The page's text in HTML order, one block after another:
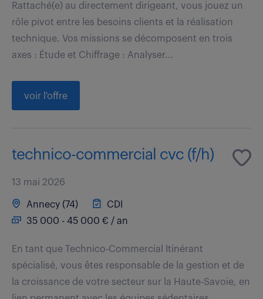
Rattaché(e) au directement dirigeant, vous jouez un
rôle pivot entre les besoins clients et la réalisation
technique. Vos missions se décomposent en trois
axes : Étude et Chiffrage : Analyser...
voir l'offre
technico-commercial cvc (f/h)
13 mai 2026
Annecy (74)
CDI
35 000 - 45 000 € / an
En tant que Technico-Commercial Itinérant
spécialisé, vous êtes responsable de la gestion et de
la croissance de votre secteur sur la Haute-Savoie, en